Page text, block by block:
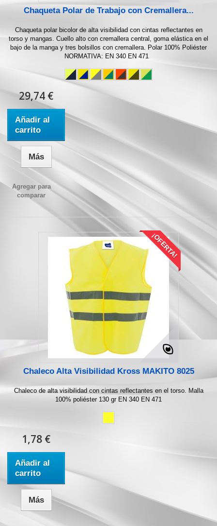
Chaqueta Polar de Trabajo con Cremallera...
Chaqueta polar bicolor de alta visibilidad con cintas reflectantes en
torso y mangas. Cuello alto con cremallera central, goma elástica en el
bajo de la manga y tres bolsillos con cremallera. Polar 100% Poliéster
NORMATIVA: EN 340 EN 471
29,74 €
Añadir al
carrito
Más
Agregar para
comparar
¡OFERTA!
Chaleco Alta Visibilidad Kross MAKITO 8025
Chaleco de alta visibilidad con cintas reflectantes en el torso. Malla
100% poliéster 130 gr EN 340 EN 471
1,78 €
Añadir al
carrito
Más